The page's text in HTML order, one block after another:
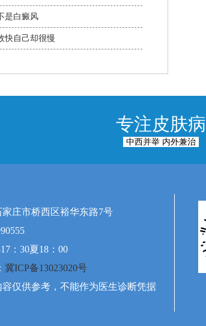
是白癜风
快自己却很慢
专注皮肤病
中西并举 内外兼治
庄市桥西区裕华东路7号
：30夏18：00
冀ICP备13023020号
仅供参考，不能作为医生诊断凭据